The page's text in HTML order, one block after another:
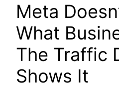
Meta
What
The Traffic
Shows It